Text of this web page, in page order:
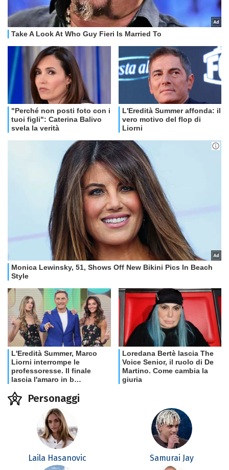
Personaggi
Laila Hasanovic Samurai Jay